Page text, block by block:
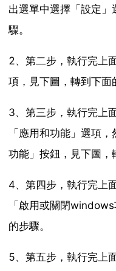
出選單中選擇「設定
驟。
2、第二步，執行完上
項，見下圖，轉到下面
3、第三步，執行完上
「應用和功能」選項
功能」按鈕，見下圖，
4、第四步，執行完上
「啟用或關閉
的步驟。
5、第五步，執行完上